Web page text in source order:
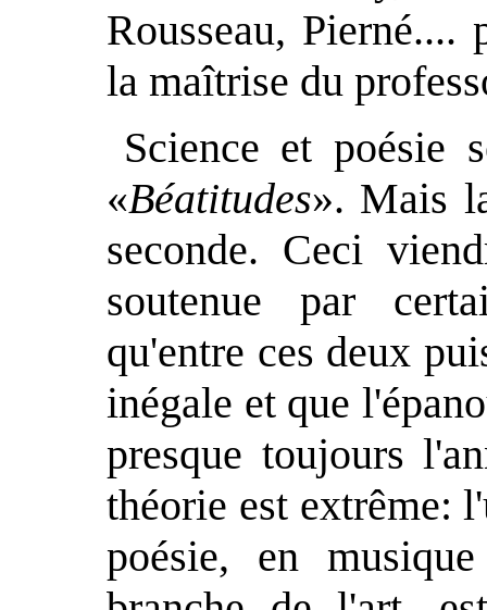
Rousseau,
la maîtrise du
Science et poésie
«Béatitudes». Mais
seconde. Ceci
soutenue par
qu'entre ces deux
inégale et que
presque toujours
théorie est extrême:
poésie, en